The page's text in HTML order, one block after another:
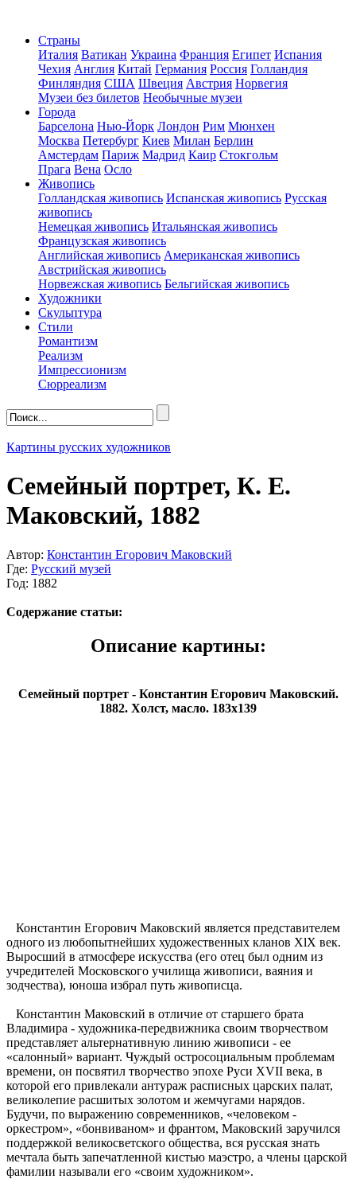
Страны
Италия Ватикан Украина Франция Египет Испания
Чехия Англия Китай Германия Россия Голландия
Финляндия США Швеция Австрия Норвегия
Музеи без билетов Необычные музеи
Города
Барселона Нью-Йорк Лондон Рим Мюнхен
Москва Петербург Киев Милан Берлин
Амстердам Париж Мадрид Каир Стокгольм
Прага Вена Осло
Живопись
Голландская живопись Испанская живопись Русская
живопись
Немецкая живопись Итальянская живопись
Французская живопись
Английская живопись Американская живопись
Австрийская живопись
Норвежская живопись Бельгийская живопись
Художники
Скульптура
Стили
Романтизм
Реализм
Импрессионизм
Сюрреализм
Картины русских художников
Семейный портрет, К. Е.
Маковский, 1882
Автор: Константин Егорович Маковский
Где: Русский музей
Год: 1882
Содержание статьи:
Описание картины:
Семейный портрет - Константин Егорович Маковский.
1882. Холст, масло. 183х139
Константин Егорович Маковский является представителем
одного из любопытнейших художественных кланов XlX век.
Выросший в атмосфере искусства (его отец был одним из
учредителей Московского училища живописи, ваяния и
зодчества), юноша избрал путь живописца.
Константин Маковский в отличие от старшего брата
Владимира - художника-передвижника своим творчеством
представляет альтернативную линию живописи - ее
«салонный» вариант. Чуждый остросоциальным проблемам
времени, он посвятил творчество эпохе Руси XVII века, в
которой его привлекали антураж расписных царских палат,
великолепие расшитых золотом и жемчугами нарядов.
Будучи, по выражению современников, «человеком -
оркестром», «бонвиваном» и франтом, Маковский заручился
поддержкой великосветского общества, вся русская знать
мечтала быть запечатленной кистью маэстро, а члены царской
фамилии называли его «своим художником».